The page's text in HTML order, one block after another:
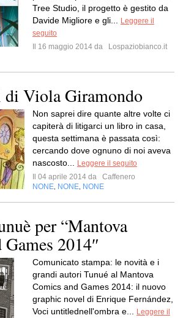
Tree Studio, il progetto è gestito da
Davide Migliore e gli...
Leggere il
seguito
Il 16 maggio 2014 da
Lospaziobianco.it
Viola Giramondo
Non saprei dire quante altre volte ci
capiterà di litigarci un libro in casa,
questa settimana è passata così:
cercando dove ognuno di noi aveva
nascosto...
Leggere il seguito
Il 04 aprile 2014 da
Caffenero
NONE NONE NONE
per “Mantova
2014″
Comunicato stampa: le novità e i
grandi autori Tunué al Mantova
Comics and Games 2014: il nuovo
graphic novel di Enrique Fernández,
Voci untitlednell'ombra e...
Leggere il